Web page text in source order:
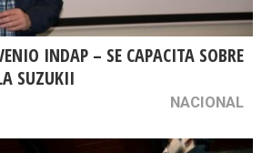
INDAP – SE CAPACITA SOBRE
SUZUKII
NACIONAL